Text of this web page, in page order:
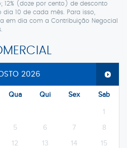
12% (doze por cento) de desconto
10 de cada mês. Para isso,
em dia com a Contribuição Negocial
2026
Qua Qui Sex Sab
1
5 6 7
8
12 13 14
15